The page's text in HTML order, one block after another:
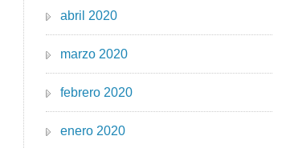
abril 2020
marzo 2020
febrero 2020
enero 2020